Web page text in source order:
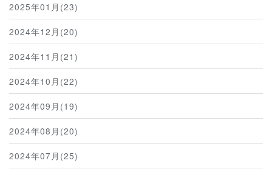
2025年01月(23)
2024年12月(20)
2024年11月(21)
2024年10月(22)
2024年09月(19)
2024年08月(20)
2024年07月(25)